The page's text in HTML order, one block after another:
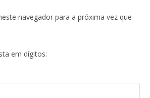
navegador para a próxima vez que
em dígitos: